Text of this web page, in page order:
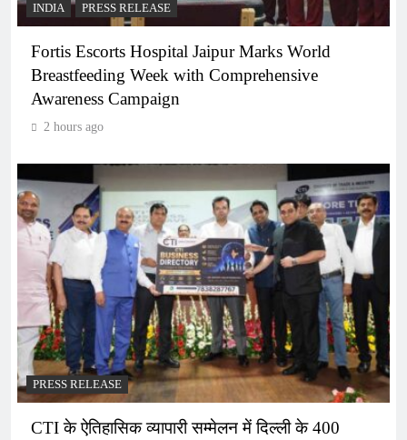
INDIA PRESS RELEASE
Fortis Escorts Hospital Jaipur Marks World
Breastfeeding Week with Comprehensive
Awareness Campaign
2 hours ago
PRESS RELEASE
CTI के ऐतिहासिक व्यापारी सम्मेलन में दिल्ली के 400